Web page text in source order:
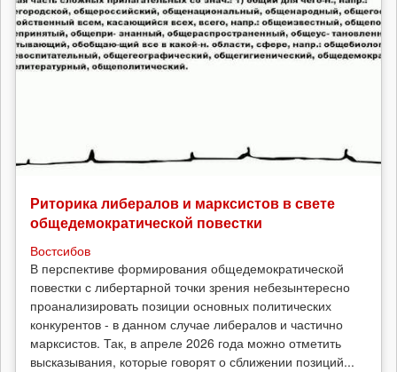
Риторика либералов и марксистов в свете
общедемократической повестки
Востсибов
В перспективе формирования общедемократической
повестки с либертарной точки зрения небезынтересно
проанализировать позиции основных политических
конкурентов - в данном случае либералов и частично
марксистов. Так, в апреле 2026 года можно отметить
высказывания, которые говорят о сближении позиций...